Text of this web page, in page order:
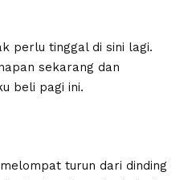
perlu tinggal di sini lagi.
sekarang dan
beli pagi ini.
turun dari dinding